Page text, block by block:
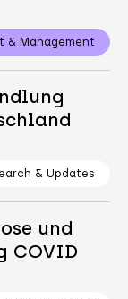
& Management
& Updates
und
COVID